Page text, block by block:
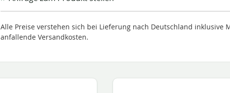
Alle Preise verstehen sich bei Lieferung nach Deutschland inklusive
anfallende Versandkosten.